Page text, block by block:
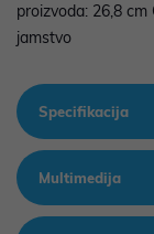
proizvoda: 26,8
jamstvo
Specifikacija
Multimedija